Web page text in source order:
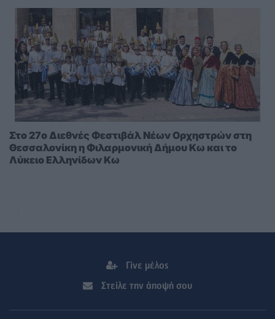
Στο 27ο Διεθνές Φεστιβάλ Νέων Ορχηστρών στη
Θεσσαλονίκη η Φιλαρμονική Δήμου Κω και το
Λύκειο Ελληνίδων Κω
Γίνε μέλος
Στείλε την άποψή σου